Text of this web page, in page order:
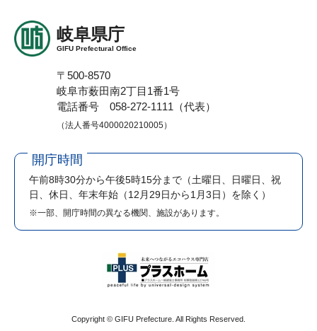
岐阜県庁
GIFU Prefectural Office
〒500-8570
岐阜市薮田南2丁目1番1号
電話番号 058-272-1111（代表）
（法人番号4000020210005）
開庁時間
午前8時30分から午後5時15分まで （土曜日、日曜日、祝
日、休日、年末年始（12月29日から1月3日）を除く）
※一部、開庁時間の異なる機関、施設があります。
Copyright © GIFU Prefecture. All Rights Reserved.